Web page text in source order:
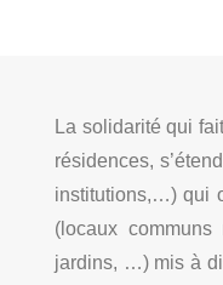
La solidarité qui
résidences,
institutions,…) qui
(locaux communs
jardins, …) mis à